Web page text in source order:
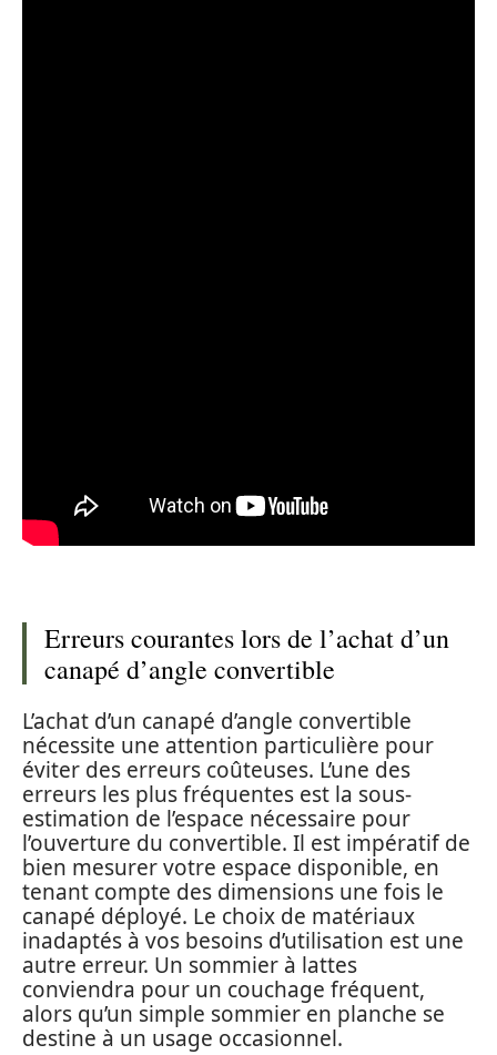
Erreurs courantes lors de l’achat d’un
canapé d’angle convertible
L’achat d’un canapé d’angle convertible
nécessite une attention particulière pour
éviter des erreurs coûteuses. L’une des
erreurs les plus fréquentes est la sous-
estimation de l’espace nécessaire pour
l’ouverture du convertible. Il est impératif de
bien mesurer votre espace disponible, en
tenant compte des dimensions une fois le
canapé déployé. Le choix de matériaux
inadaptés à vos besoins d’utilisation est une
autre erreur. Un sommier à lattes
conviendra pour un couchage fréquent,
alors qu’un simple sommier en planche se
destine à un usage occasionnel.